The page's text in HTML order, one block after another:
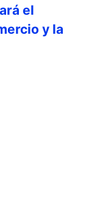
el
y la